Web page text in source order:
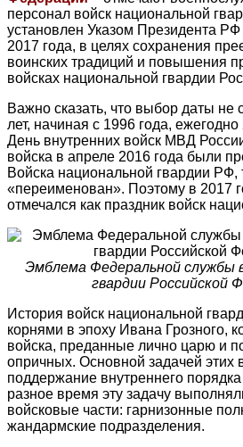
персонал войск национальной
установлен Указом Президента
2017 года, в целях сохранения
воинских традиций и повышения
войсках национальной гвардии
Важно сказать, что выбор даты не
лет, начиная с 1996 года,
День внутренних войск МВД
войска в апреле 2016 года были
Войска национальной гвардии РФ,
«переименован». Поэтому в 2017
отмечался как праздник войск
Эмблема Федеральной службы
гвардии Российской
История войск национальной
корнями в эпоху Ивана Грозного,
войска, преданные лично царю и
опричных. Основной задачей этих
поддержание внутреннего порядка
разное время эту задачу
войсковые части: гарнизонные
жандармские подразделения.